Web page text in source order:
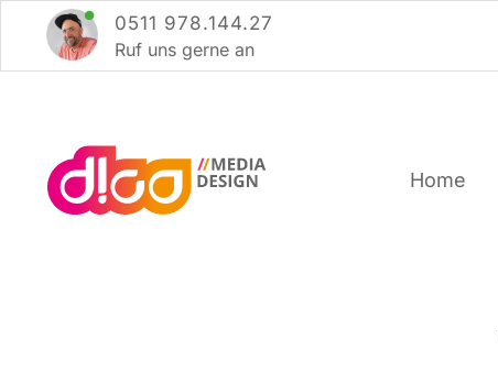
Inhalt
springen
0511 978.144.27
Ruf uns ger­ne an
Home